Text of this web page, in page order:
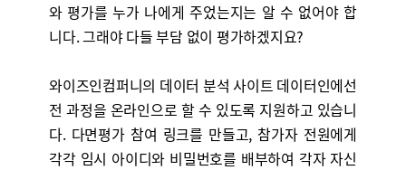
와 평가를 누가 나에게 주었는지는 알 수 없어야 합
니다. 그래야 다들 부담 없이 평가하겠지요?
와이즈인컴퍼니의 데이터 분석 사이트 데이터인에선
전 과정을 온라인으로 할 수 있도록 지원하고 있습니
다. 다면평가 참여 링크를 만들고, 참가자 전원에게
각각 임시 아이디와 비밀번호를 배부하여 각자 자신